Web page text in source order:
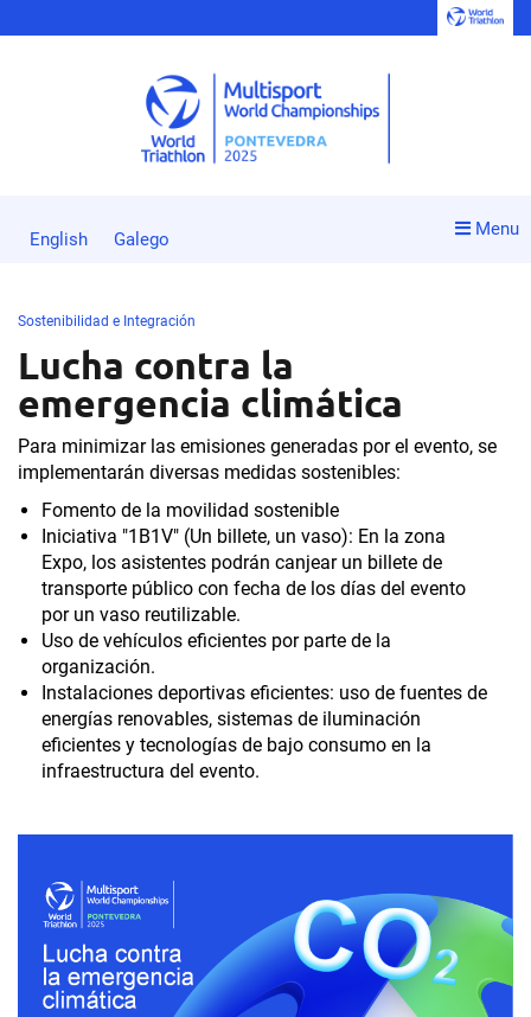
Menu
English Galego
Sostenibilidad e Integración
Lucha contra la
emergencia climática
Para minimizar las emisiones generadas por el evento, se
implementarán diversas medidas sostenibles:
Fomento de la movilidad sostenible
Iniciativa "1B1V" (Un billete, un vaso): En la zona
Expo, los asistentes podrán canjear un billete de
transporte público con fecha de los días del evento
por un vaso reutilizable.
Uso de vehículos eficientes por parte de la
organización.
Instalaciones deportivas eficientes: uso de fuentes de
energías renovables, sistemas de iluminación
eficientes y tecnologías de bajo consumo en la
infraestructura del evento.